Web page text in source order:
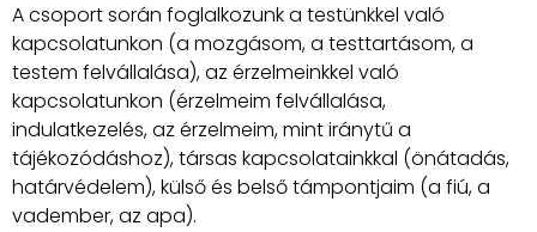
A csoport során foglalkozunk a testünkkel való
kapcsolatunkon (a mozgásom, a testtartásom, a
testem felvállalása), az érzelmeinkkel való
kapcsolatunkon (érzelmeim felvállalása,
indulatkezelés, az érzelmeim, mint iránytű a
tájékozódáshoz), társas kapcsolatainkkal (önátadás,
határvédelem), külső és belső támpontjaim (a fiú, a
vadember, az apa).